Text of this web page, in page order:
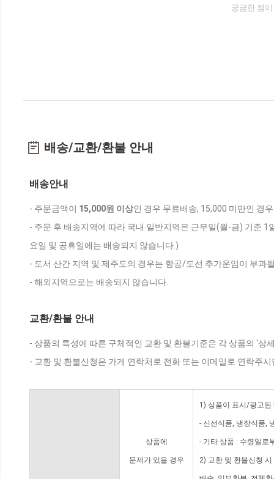
궁금한 점
배송/교환/환불 안내
배송안내
- 주문금액이 15,000원 이상인 경우 무료배송, 15,000 미만인 경
- 주문 후 배송지역에 따라 국내 일반지역은 근무일(월-금) 기준
요일 및 공휴일에는 배송되지 않습니다.)
- 도서 산간 지역 및 제주도의 경우는 항공/도선 추가운임이 부과
- 해외지역으로는 배송되지 않습니다.
교환/환불 안내
- 상품의 특성에 따른 구체적인 교환 및 환불기준은 각 상품의 '상
- 교환 및 환불신청은 가게 연락처로 전화 또는 이메일로 연락주
상품에
문제가 있을 경우
1) 상품이 표시/광고된
- 신선식품, 냉장식품,
- 기타 상품 : 수령일로
2) 교환 및 환불신청